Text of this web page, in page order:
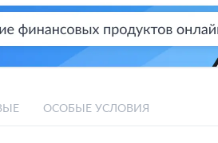
ОСОБЫЕ УСЛОВИЯ